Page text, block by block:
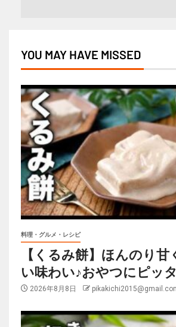
YOU MAY HAVE MISSED
料理・グルメ・レシピ
【くるみ餅】ほんのり甘
い味わい♪おやつにピッ
2026年8月8日